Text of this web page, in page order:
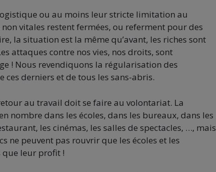
ou au moins leur stricte limitation au
vitales restent fermées, ou referment pour des
la situation est la même qu’avant, les riches sont
attaques contre nos vies, nos droits, sont
! Nous revendiquons la régularisation des
derniers et de tous les sans-abris.
au travail doit se faire au volontariat. La
nombre dans les écoles, dans les bureaux, dans les
les cinémas, les salles de spectacles, …, mais
ne peuvent pas rouvrir que les écoles et les
que leur profit !